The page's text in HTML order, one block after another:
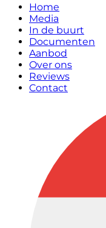
Home
Media
In de buurt
Documenten
Aanbod
Over ons
Reviews
Contact